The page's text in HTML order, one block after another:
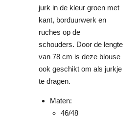
jurk in de kleur groen met
kant, borduurwerk en
ruches op de
schouders. Door de lengte
van 78 cm is deze blouse
ook geschikt om als jurkje
te dragen.
Maten:
46/48